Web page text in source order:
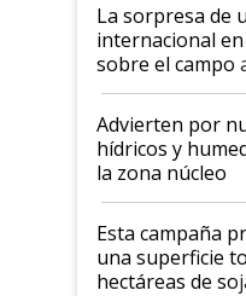
La sorpresa de
internacional
sobre el campo
"Estoy muy
Advierten por
hídricos y
la zona núcleo
Esta campaña
una superficie
hectáreas de